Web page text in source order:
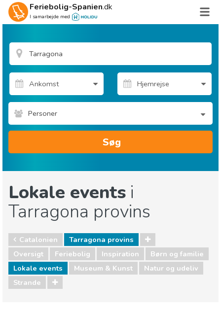
Feriebolig-Spanien.dk
I samarbejde med
Personer
Søg
Lokale events i
Tarragona provins
Catalonien
Tarragona provins
Oversigt
Feriebolig Inspiration
Børn og familie
Lokale events
Museum & Kunst
Natur og udeliv
Strande